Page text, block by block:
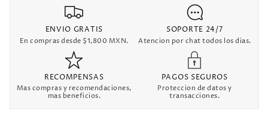
ENVIO GRATIS
En compras desde $1,800 MXN.
SOPORTE 24/7
Atencion por chat todos los dias.
RECOMPENSAS
Mas compras y recomendaciones,
mas beneficios.
PAGOS SEGUROS
Proteccion de datos y
transacciones.